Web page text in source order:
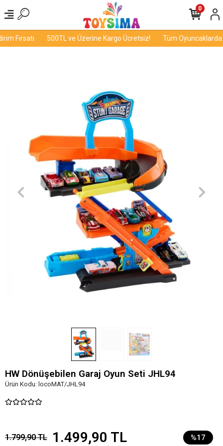
Fırsatı 500TL ve Üzerine Kargo Ücretsiz! Tüm Oyuncaklarda
0
HW Dönüşebilen Garaj Oyun Seti JHL94
Ürün Kodu: locoMAT/JHL94
1.799,90 TL 1.499,90 TL %17